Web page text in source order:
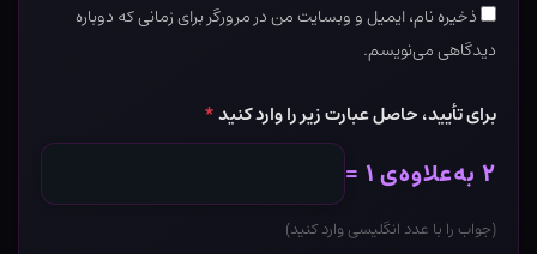
ذخیره نام، ایمیل و وبسایت من در مرورگر برای زمانی که دوباره
دیدگاهی می‌نویسم.
برای تأیید، حاصل عبارت زیر را وارد کنید*
۲ به‌علاوه‌ی ۱ =
(جواب را با عدد انگلیسی وارد کنید)